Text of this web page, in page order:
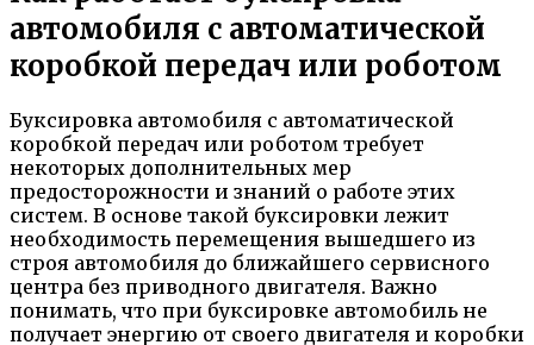
автомобиля с автоматической
коробкой передач или роботом
Буксировка автомобиля с автоматической
коробкой передач или роботом требует
некоторых дополнительных мер
предосторожности и знаний о работе этих
систем. В основе такой буксировки лежит
необходимость перемещения вышедшего из
строя автомобиля до ближайшего сервисного
центра без приводного двигателя. Важно
понимать, что при буксировке автомобиль не
получает энергию от своего двигателя и коробки